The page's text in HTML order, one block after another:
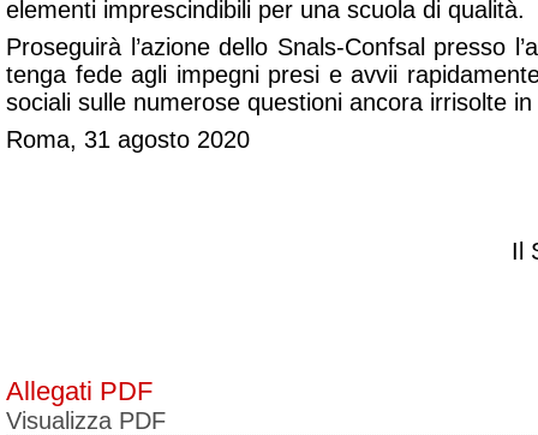
elementi imprescindibili per una scuola di qualità.
Proseguirà l’azione dello Snals-Confsal presso
tenga fede agli impegni presi e avvii
sociali sulle numerose questioni ancora irrisolte
Roma, 31 agosto 2020
Il
Allegati PDF
Visualizza PDF